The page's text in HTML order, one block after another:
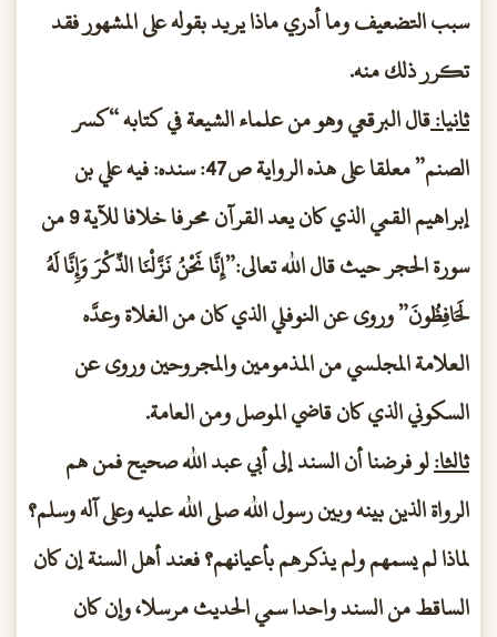
سبب التضعيف وما أدري ماذا يريد بقوله على المشهور فقد
تكرر ذلك منه.
ثانيا:قال البرقعي وهو من علماء الشيعة في كتابه “كسر
الصنم” معلقا على هذه الرواية ص47: سنده: فيه علي بن
إبراهيم القمي الذي كان يعد القرآن محرفا خلافا للآية 9 من
سورة الحجر حيث قال الله تعالى:”إِنَّا نَحْنُ نَزَّلْنَا الذِّكْرَ وَإِنَّا لَهُ
لَحَافِظُونَ” وروى عن النوفلي الذي كان من الغلاة وعدَّه
العلامة المجلسي من المذمومين والمجروحين وروى عن
السكوني الذي كان قاضي الموصل ومن العامة.
ثالثا:لو فرضنا أن السند إلى أبي عبد الله صحيح فمن هم
الرواة الذين بينه وبين رسول الله صلى الله عليه وعلى آله وسلم؟
لماذا لم يسمهم ولم يذكرهم بأعيانهم؟ فعند أهل السنة إن كان
الساقط من السند واحدا سمي الحديث مرسلا، وإن كان